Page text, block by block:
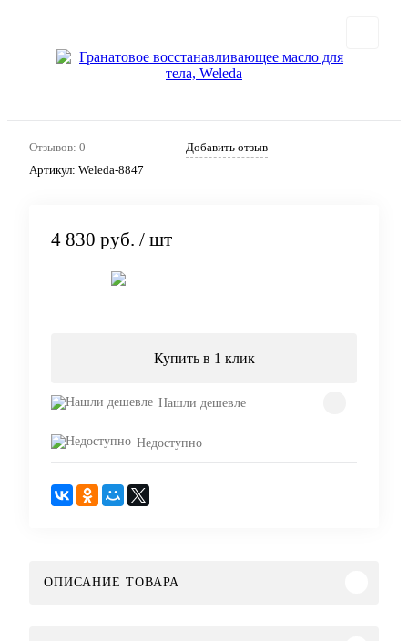
Отзывов: 0
Добавить отзыв
Артикул: Weleda-8847
4 830 руб. / шт
Купить в 1 клик
Нашли дешевле
Недоступно
ОПИСАНИЕ ТОВАРА